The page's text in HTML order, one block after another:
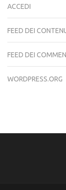
ACCEDI
FEED DEI
FEED DEI
WORDPRESS.ORG